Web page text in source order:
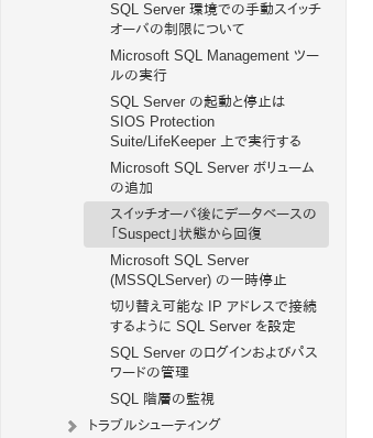
SQL Server 環境での手動スイッチ
オーバの制限について
Microsoft SQL Management ツー
ルの実行
SQL Server の起動と停止は
SIOS Protection
Suite/LifeKeeper 上で実行する
Microsoft SQL Server ボリューム
の追加
スイッチオーバ後にデータベースの
「Suspect」状態から回復
Microsoft SQL Server
(MSSQLServer) の一時停止
切り替え可能な IP アドレスで接続
するように SQL Server を設定
SQL Server のログインおよびパス
ワードの管理
SQL 階層の監視
トラブルシューティング